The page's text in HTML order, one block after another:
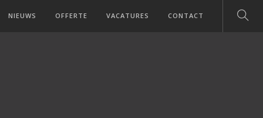
NIEUWS OFFERTE VACATURES CONTACT